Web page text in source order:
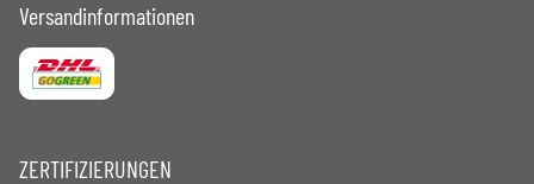
Versandinformationen
ZERTIFIZIERUNGEN